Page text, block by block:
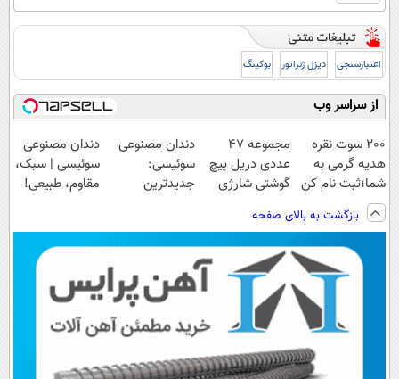
اعتبارسنجی دیزل ژنراتور بوکینگ
از سراسر وب
200 سوت نقره
هدیه گرمی به
شما؛ثبت نام کن
مجموعه 47
عددی دریل پیچ
گوشتی شارژی
محدود)
دندان مصنوعی
سوئیسی:
جدیدترین
پرداخت قسطی
دندان مصنوعی
سوئیسی | سبک،
مقاوم، طبیعی!
اقساطی😍
بازگشت به بالای صفحه